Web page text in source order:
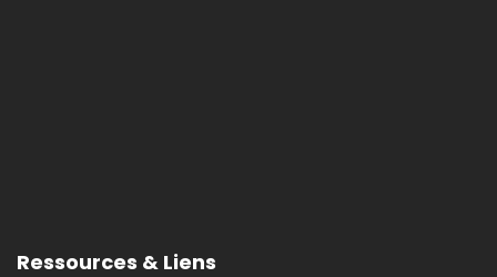
Ressources & Liens